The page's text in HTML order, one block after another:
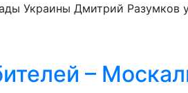
Украины Дмитрий Разумков
–